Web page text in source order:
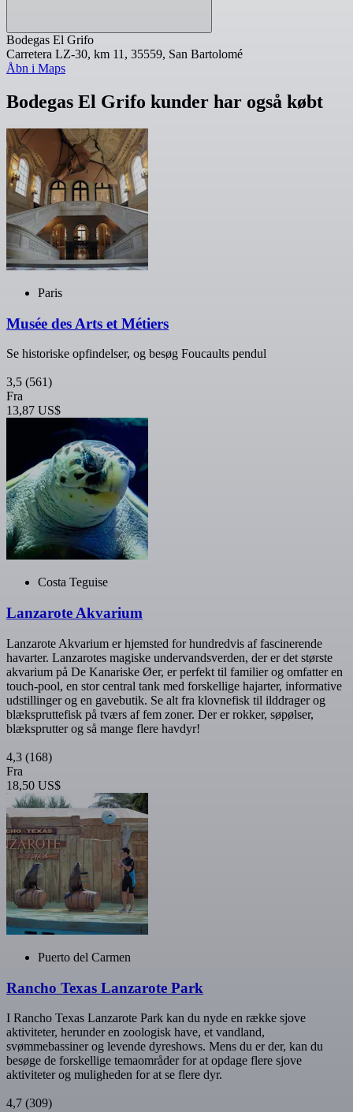
Bodegas El Grifo
Carretera LZ-30, km 11, 35559, San Bartolomé
Åbn i Maps
Bodegas El Grifo kunder har også købt
Paris
Musée des Arts et Métiers
Se historiske opfindelser, og besøg Foucaults pendul
3,5 (561)
Fra
13,87 US$
Costa Teguise
Lanzarote Akvarium
Lanzarote Akvarium er hjemsted for hundredvis af fascinerende
havarter. Lanzarotes magiske undervandsverden, der er det største
akvarium på De Kanariske Øer, er perfekt til familier og omfatter en
touch-pool, en stor central tank med forskellige hajarter, informative
udstillinger og en gavebutik. Se alt fra klovnefisk til ilddrager og
blækspruttefisk på tværs af fem zoner. Der er rokker, søpølser,
blæksprutter og så mange flere havdyr!
4,3 (168)
Fra
18,50 US$
Puerto del Carmen
Rancho Texas Lanzarote Park
I Rancho Texas Lanzarote Park kan du nyde en række sjove
aktiviteter, herunder en zoologisk have, et vandland,
svømmebassiner og levende dyreshows. Mens du er der, kan du
besøge de forskellige temaområder for at opdage flere sjove
aktiviteter og muligheden for at se flere dyr.
4,7 (309)